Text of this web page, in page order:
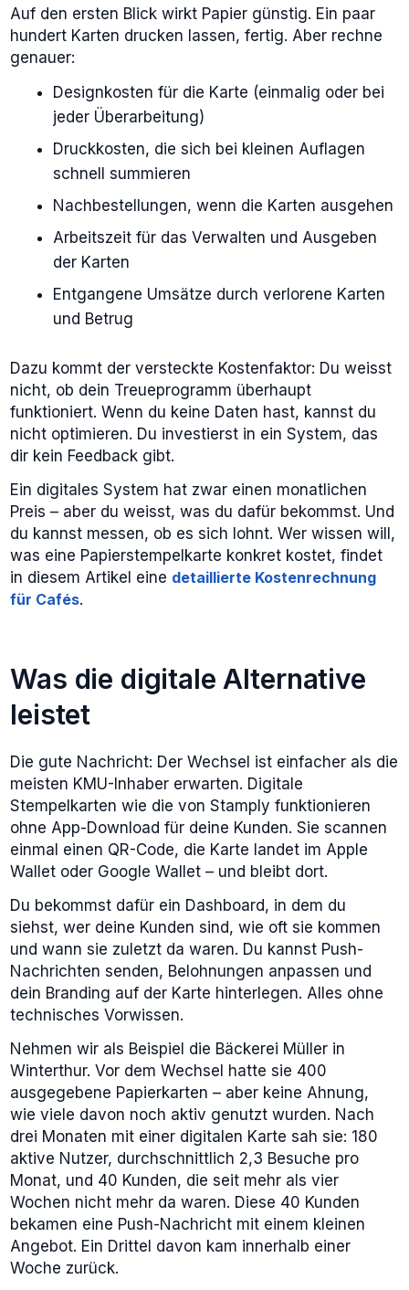
Auf den ersten Blick wirkt Papier günstig. Ein paar
hundert Karten drucken lassen, fertig. Aber rechne
genauer:
Designkosten für die Karte (einmalig oder bei
jeder Überarbeitung)
Druckkosten, die sich bei kleinen Auflagen
schnell summieren
Nachbestellungen, wenn die Karten ausgehen
Arbeitszeit für das Verwalten und Ausgeben
der Karten
Entgangene Umsätze durch verlorene Karten
und Betrug
Dazu kommt der versteckte Kostenfaktor: Du weisst
nicht, ob dein Treueprogramm überhaupt
funktioniert. Wenn du keine Daten hast, kannst du
nicht optimieren. Du investierst in ein System, das
dir kein Feedback gibt.
Ein digitales System hat zwar einen monatlichen
Preis – aber du weisst, was du dafür bekommst. Und
du kannst messen, ob es sich lohnt. Wer wissen will,
was eine Papierstempelkarte konkret kostet, findet
in diesem Artikel eine detaillierte Kostenrechnung
für Cafés.
Was die digitale Alternative
leistet
Die gute Nachricht: Der Wechsel ist einfacher als die
meisten KMU-Inhaber erwarten. Digitale
Stempelkarten wie die von Stamply funktionieren
ohne App-Download für deine Kunden. Sie scannen
einmal einen QR-Code, die Karte landet im Apple
Wallet oder Google Wallet – und bleibt dort.
Du bekommst dafür ein Dashboard, in dem du
siehst, wer deine Kunden sind, wie oft sie kommen
und wann sie zuletzt da waren. Du kannst Push-
Nachrichten senden, Belohnungen anpassen und
dein Branding auf der Karte hinterlegen. Alles ohne
technisches Vorwissen.
Nehmen wir als Beispiel die Bäckerei Müller in
Winterthur. Vor dem Wechsel hatte sie 400
ausgegebene Papierkarten – aber keine Ahnung,
wie viele davon noch aktiv genutzt wurden. Nach
drei Monaten mit einer digitalen Karte sah sie: 180
aktive Nutzer, durchschnittlich 2,3 Besuche pro
Monat, und 40 Kunden, die seit mehr als vier
Wochen nicht mehr da waren. Diese 40 Kunden
bekamen eine Push-Nachricht mit einem kleinen
Angebot. Ein Drittel davon kam innerhalb einer
Woche zurück.